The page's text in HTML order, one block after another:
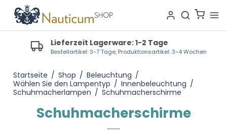
Lieferzeit Lagerware: 1-2 Tage
Bestellartikel: 3-7 Tage, Produktionsartikel: 3-4 Wochen
Startseite / Shop / Beleuchtung /
Wählen Sie den Lampentyp / Innenbeleuchtung /
Schuhmacherlampen / Schuhmacherschirme
Schuhmacherschirme